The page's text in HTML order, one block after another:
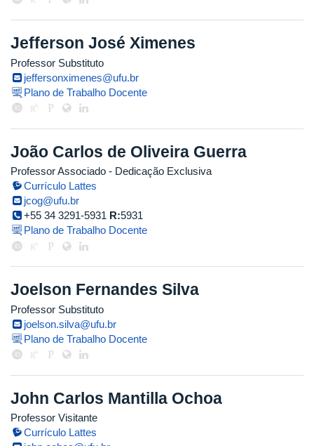
Jefferson José Ximenes
Professor Substituto
jeffersonximenes@ufu.br
Plano de Trabalho Docente
João Carlos de Oliveira Guerra
Professor Associado - Dedicação Exclusiva
Currículo Lattes
jcog@ufu.br
+55 34 3291-5931 R:5931
Plano de Trabalho Docente
Joelson Fernandes Silva
Professor Substituto
joelson.silva@ufu.br
Plano de Trabalho Docente
John Carlos Mantilla Ochoa
Professor Visitante
Currículo Lattes